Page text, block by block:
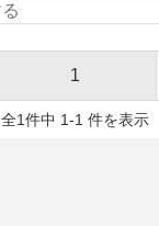
1
全1件中 1-1 件を表示